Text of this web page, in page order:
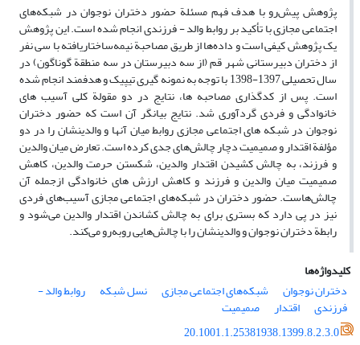
پژوهش پیش‌رو با هدف فهم مسئلة حضور دختران نوجوان در شبکه‌های
اجتماعی مجازی با تأکید بر روابط والد - فرزندی انجام شده است. این پژوهش
یک پژوهش کیفی است و داده‌ها از طریق مصاحبة نیمه‌ساختاریافته با سی نفر
از دختران دبیرستانی شهر قم (از سه دبیرستان در سه منطقة گوناگون) در
سال تحصیلی 1397-1398 با توجه به نمونه گیری تیپیک و هدفمند انجام شده
است. پس از کدگذاری مصاحبه ها، نتایج در دو مقولة کلی آسیب های
خانوادگی و فردی گردآوری شد. نتایج بیانگر آن است که حضور دختران
نوجوان در شبکه های اجتماعی مجازی روابط میان آنها و والدینشان را در دو
مؤلفة اقتدار و صمیمیت دچار چالش‌های جدی کرده است. تعارض میان والدین
و فرزند، به چالش کشیدن اقتدار والدین، شکستن حرمت والدین، کاهش
صمیمیت میان والدین و فرزند و کاهش ارزش های خانوادگی ازجمله آن
چالش‌هاست. حضور دختران در شبکه‌های اجتماعی مجازی آسیب‌های فردی
نیز در پی دارد که بستری برای به چالش کشاندن اقتدار والدین می‌شود و
رابطة دختران نوجوان و والدینشان را با چالش‌هایی روبه‌رو می‌کند.
کلیدواژه‌ها
دختران نوجوان
شبکه‌های اجتماعی مجازی نسل شبکه روابط والد -
فرزندی اقتدار
صمیمیت
20.1001.1.25381938.1399.8.2.3.0